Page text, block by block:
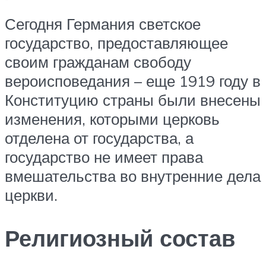
Сегодня Германия светское
государство, предоставляющее
своим гражданам свободу
вероисповедания – еще 1919 году в
Конституцию страны были внесены
изменения, которыми церковь
отделена от государства, а
государство не имеет права
вмешательства во внутренние дела
церкви.
Религиозный состав